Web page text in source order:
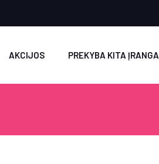
AKCIJOS PREKYBA KITA ĮRANGA